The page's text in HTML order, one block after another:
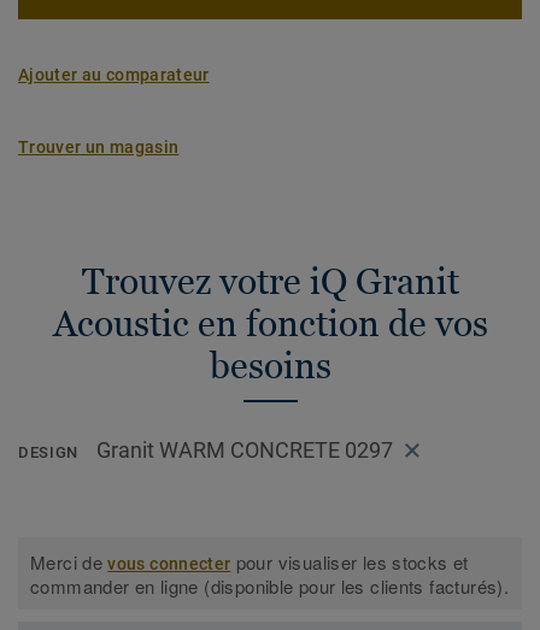
Ajouter au comparateur
Trouver un magasin
Trouvez votre iQ Granit
Acoustic en fonction de vos
besoins
DESIGN Granit WARM CONCRETE 0297
Merci devous connecter pour visualiser les stocks et
commander en ligne (disponible pour les clients facturés).